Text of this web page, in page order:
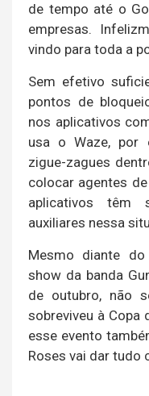
de tempo até o
empresas.
vindo para toda a
Sem efetivo
pontos de
nos aplicativos
usa o Waze, por
zigue-zagues
colocar agentes
aplicativos têm
auxiliares nessa
Mesmo diante
show da banda
de outubro, não
sobreviveu à Copa
esse evento
Roses vai dar tudo